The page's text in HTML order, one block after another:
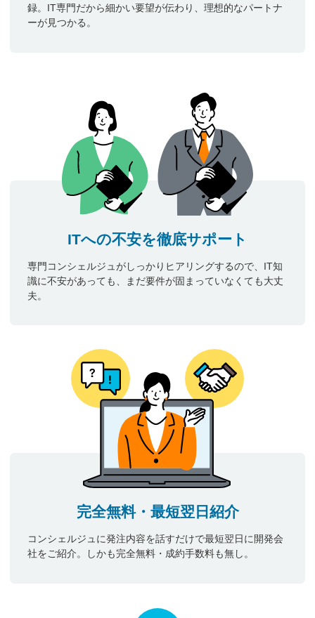
録。IT専門だから細かい要望が伝わり、理想的なパートナ
ーが見つかる。
ITへの不安を徹底サポート
専門コンシェルジュがしっかりヒアリングするので、IT知
識に不安があっても、まだ要件が固まっていなくても大丈
夫。
完全無料・最短翌日紹介
コンシェルジュに発注内容を話すだけで最短翌日に開発会
社をご紹介。しかも完全無料・成約手数料も無し。